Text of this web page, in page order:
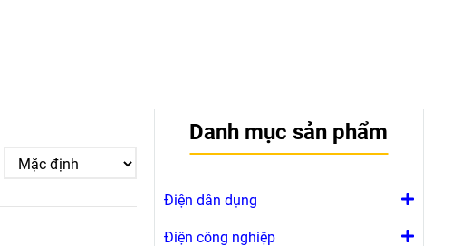
Danh mục sản phẩm
Điện dân dụng
Điện công nghiệp